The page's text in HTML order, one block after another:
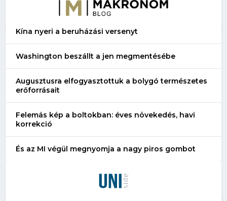
Kína nyeri a beruházási versenyt
Washington beszállt a jen megmentésébe
Augusztusra elfogyasztottuk a bolygó természetes
erőforrásait
Felemás kép a boltokban: éves növekedés, havi
korrekció
És az MI végül megnyomja a nagy piros gombot